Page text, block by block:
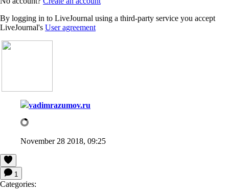
By logging in to LiveJournal using a third-party service you accept
LiveJournal's User agreement
vadimrazumov.ru
November 28 2018, 09:25
1
Categories: